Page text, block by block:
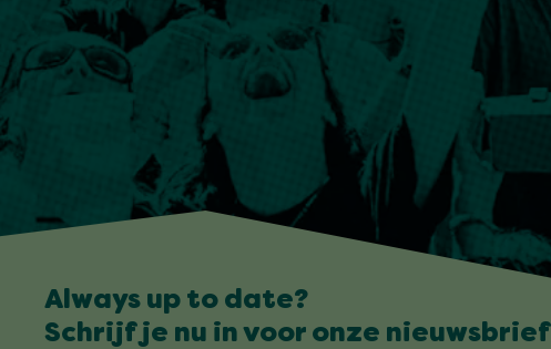
Always up to date?
Schrijf je nu in voor onze